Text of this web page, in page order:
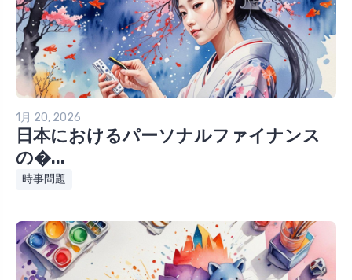
1月 20, 2026
日本におけるパーソナルファイナンス
の�...
時事問題